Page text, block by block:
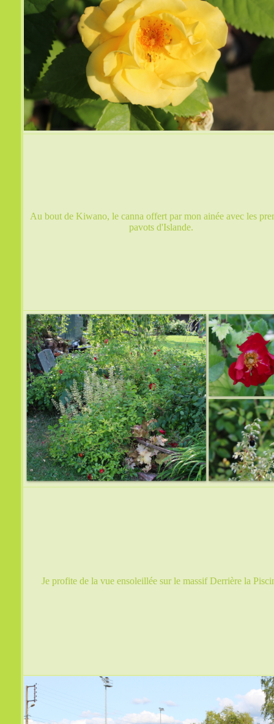
Au bout de Kiwano, le canna offert par mon ainée avec les
pavots d'Islande.
Je profite de la vue ensoleillée sur le massif Derrière la